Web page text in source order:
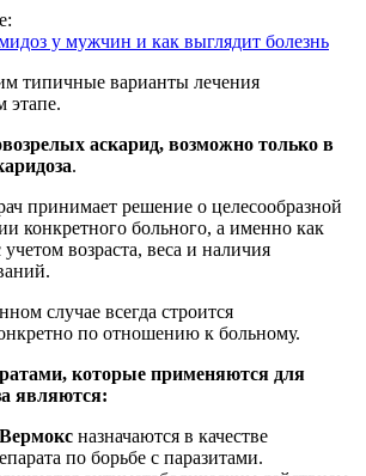
у мужчин и как выглядит болезнь
типичные варианты лечения
этапе.
аскарид, возможно только в
.
принимает решение о целесообразной
конкретного больного, а именно как
возраста, веса и наличия
случае всегда строится
по отношению к больному.
которые применяются для
являются:
назначаются в качестве
по борьбе с паразитами.